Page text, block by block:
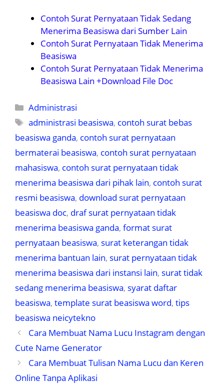
Contoh Surat Pernyataan Tidak Sedang
Menerima Beasiswa dari Sumber Lain
Contoh Surat Pernyataan Tidak Menerima
Beasiswa
Contoh Surat Pernyataan Tidak Menerima
Beasiswa Lain +Download File Doc
Kategori
Administrasi
Tag
administrasi beasiswa, contoh surat bebas
beasiswa ganda, contoh surat pernyataan
bermaterai beasiswa, contoh surat pernyataan
mahasiswa, contoh surat pernyataan tidak
menerima beasiswa dari pihak lain, contoh surat
resmi beasiswa, download surat pernyataan
beasiswa doc, draf surat pernyataan tidak
menerima beasiswa ganda, format surat
pernyataan beasiswa, surat keterangan tidak
menerima bantuan lain, surat pernyataan tidak
menerima beasiswa dari instansi lain, surat tidak
sedang menerima beasiswa, syarat daftar
beasiswa, template surat beasiswa word, tips
beasiswa neicytekno
Cara Membuat Nama Lucu Instagram dengan
Cute Name Generator
Cara Membuat Tulisan Nama Lucu dan Keren
Online Tanpa Aplikasi